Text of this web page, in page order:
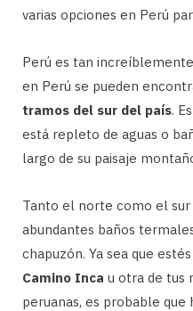
varias opciones en Perú
Perú es tan
en Perú se pueden
tramos del sur del país.
está repleto de aguas o
largo de su paisaje
Tanto el norte como el
abundantes baños
chapuzón. Ya sea que
Camino Inca u otra de tus
peruanas, es probable